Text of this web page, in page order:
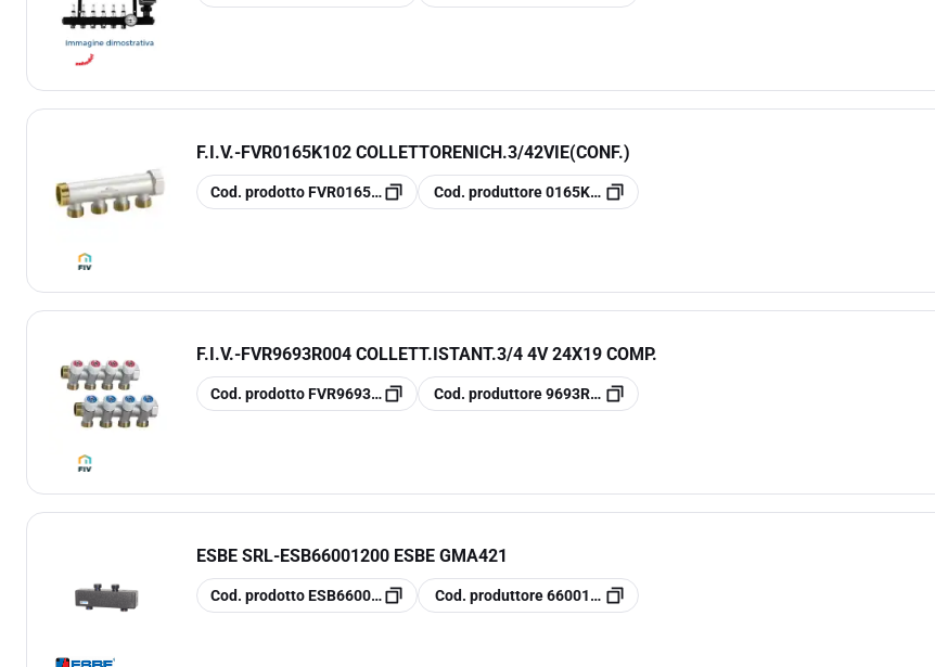
F.I.V.-FVR0165K102 COLLETTORENICH.3/42VIE(CONF.)
copia
Cod. prodottoFVR0165K102 copia
Cod. produttore0165K102
F.I.V.-FVR9693R004 COLLETT.ISTANT.3/4 4V 24X19 COMP.
copia
Cod. prodottoFVR9693R004 copia
Cod. produttore9693R004
ESBE SRL-ESB66001200 ESBE GMA421
copia
Cod. prodottoESB66001200 copiaCod. produttore 66001200